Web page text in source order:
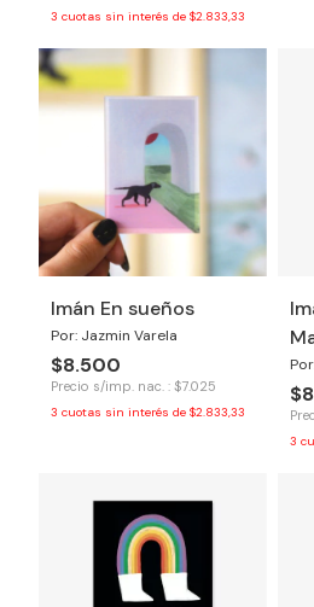
3 cuotas sin interés de $2.833,33
Imán En sueños
Por: Jazmin Varela
$8.500
Precio s/imp. nac. : $7.025
3 cuotas sin interés de $2.833,33
3